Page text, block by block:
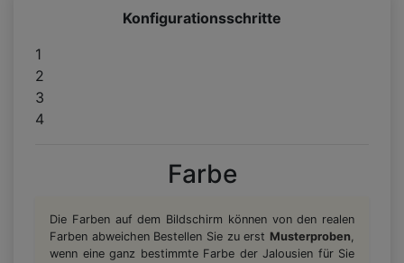
Konfigurationsschritte
1
2
3
4
Farbe
Die Farben auf dem Bildschirm können von den realen
Farben abweichen Bestellen Sie zu erst Musterproben,
wenn eine ganz bestimmte Farbe der Jalousien für Sie